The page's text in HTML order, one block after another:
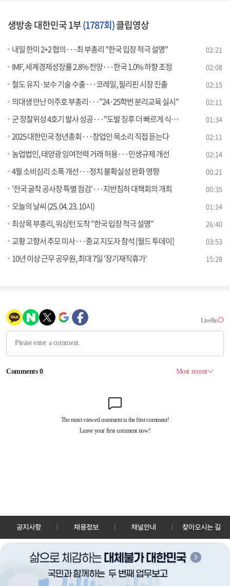
생방송 대한민국 1부(1787회)클립영상
내일 한미 2+2 협의···최 부총리 "한국 입장 적극 설명" 02:21
IMF, 세계경제성장률 2.8% 전망···한국 1.0% 하향 조정 02:08
철도 유지·보수 기술 수출···코레일, 필리핀 시장 진출 02:15
의대생 만난 이주호 부총리···"24·25학번 분리교육 실시" 02:11
군 정찰위성 4호기 발사 성공···"도발 징후 더 빠르게 식별" 01:34
2025 대한민국 청년총회···창업인 목소리 직접 듣는다 02:11
농업법인, 태양광 잉여전력 거래 허용···민생규제 개선 02:14
4월 소비심리 소폭 개선···정치 불확실성 완화 영향 00:21
'전국 굴착 공사장 특별 점검'···지반침하 대책회의 개최 00:35
오늘의 날씨 (25. 04. 23. 10시) 01:14
최상목 부총리, 워싱턴 도착 "한국 입장 적극 설명" 26:40
교황 고향서 추모 미사···종교 지도자 참석 [월드 투데이] 03:53
10년 이상 근무 공무원, 최대 7일 '장기재직휴가' 15:28
공지사항 채용정보 채널안내 찾아오시는 길
30128 세종특별자치시 정부2청사로 13 한국정책방송원 KTV
TEL: 044-204-8000
Copyrightⓒ KTV 국민방송 All Rights Reserved.